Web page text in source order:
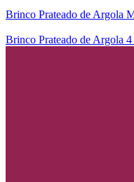
Brinco Prateado de Argola
Brinco Prateado de Argola 4